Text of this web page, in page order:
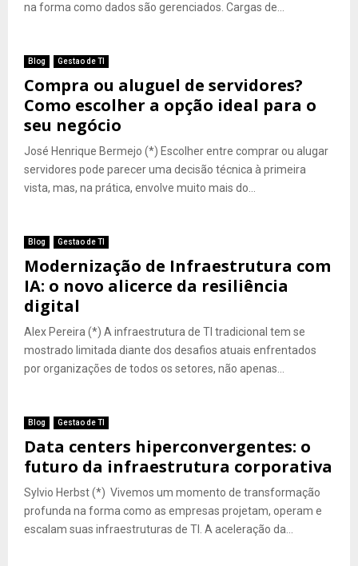
na forma como dados são gerenciados. Cargas de...
Blog Gestao de TI
Compra ou aluguel de servidores?
Como escolher a opção ideal para o
seu negócio
José Henrique Bermejo (*) Escolher entre comprar ou alugar
servidores pode parecer uma decisão técnica à primeira
vista, mas, na prática, envolve muito mais do...
Blog Gestao de TI
Modernização de Infraestrutura com
IA: o novo alicerce da resiliência
digital
Alex Pereira (*) A infraestrutura de TI tradicional tem se
mostrado limitada diante dos desafios atuais enfrentados
por organizações de todos os setores, não apenas...
Blog Gestao de TI
Data centers hiperconvergentes: o
futuro da infraestrutura corporativa
Sylvio Herbst (*) Vivemos um momento de transformação
profunda na forma como as empresas projetam, operam e
escalam suas infraestruturas de TI. A aceleração da...